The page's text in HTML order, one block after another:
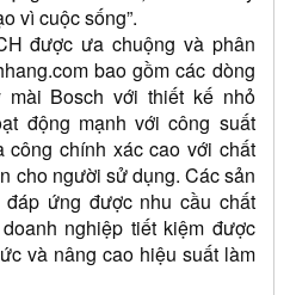
vì cuộc sống”.
được ưa chuộng và phân
mài Bosch với thiết kế nhỏ
động mạnh với công suất
chính xác cao với chất
cho người sử dụng. Các sản
ứng được nhu cầu chất
nghiệp tiết kiệm được
và nâng cao hiệu suất làm